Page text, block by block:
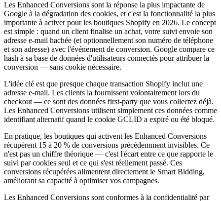
Les Enhanced Conversions sont la réponse la plus impactante de
Google à la dégradation des cookies, et c'est la fonctionnalité la plus
importante à activer pour les boutiques Shopify en 2026. Le concept
est simple : quand un client finalise un achat, votre suivi envoie son
adresse e-mail hachée (et optionnellement son numéro de téléphone
et son adresse) avec l'événement de conversion. Google compare ce
hash à sa base de données d'utilisateurs connectés pour attribuer la
conversion — sans cookie nécessaire.
L'idée clé est que presque chaque transaction Shopify inclut une
adresse e-mail. Les clients la fournissent volontairement lors du
checkout — ce sont des données first-party que vous collectez déjà.
Les Enhanced Conversions utilisent simplement ces données comme
identifiant alternatif quand le cookie GCLID a expiré ou été bloqué.
En pratique, les boutiques qui activent les Enhanced Conversions
récupèrent 15 à 20 % de conversions précédemment invisibles. Ce
n'est pas un chiffre théorique — c'est l'écart entre ce que rapporte le
suivi par cookies seul et ce qui s'est réellement passé. Ces
conversions récupérées alimentent directement le Smart Bidding,
améliorant sa capacité à optimiser vos campagnes.
Les Enhanced Conversions sont conformes à la confidentialité par